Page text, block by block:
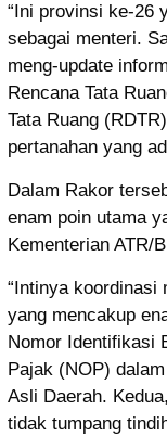
“Ini provinsi ke-26
sebagai menteri.
meng-update
Rencana Tata
Tata Ruang
pertanahan yang
Dalam Rakor
enam poin utama
Kementerian ATR/
“Intinya koordinasi
yang mencakup
Nomor Identifikasi
Pajak (NOP)
Asli Daerah.
tidak tumpang